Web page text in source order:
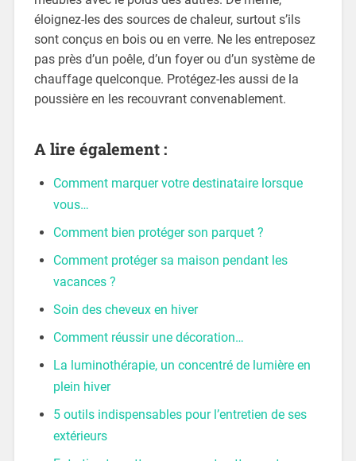
éloignez-les des sources de chaleur, surtout s’ils
sont conçus en bois ou en verre. Ne les entreposez
pas près d’un poêle, d’un foyer ou d’un système de
chauffage quelconque. Protégez-les aussi de la
poussière en les recouvrant convenablement.
A lire également :
Comment marquer votre destinataire lorsque
vous…
Comment bien protéger son parquet ?
Comment protéger sa maison pendant les
vacances ?
Soin des cheveux en hiver
Comment réussir une décoration…
La luminothérapie, un concentré de lumière en
plein hiver
5 outils indispensables pour l’entretien de ses
extérieurs